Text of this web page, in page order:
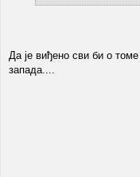
Да је виђено сви би о
запада....